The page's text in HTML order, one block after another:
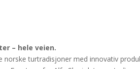
– hele veien.
turtradisjoner med innovativ